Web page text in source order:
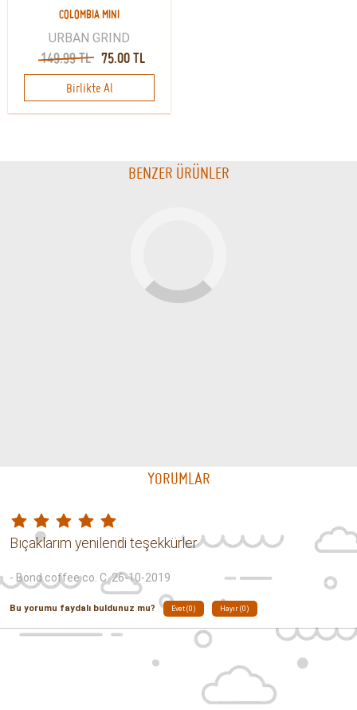
COLOMBIA MINI
URBAN GRIND
149.99 TL 75.00 TL
Birlikte Al
BENZER ÜRÜNLER
Puly Caff
849.99 TL